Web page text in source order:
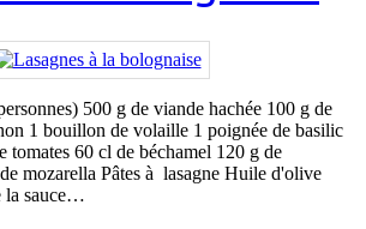
500 g de viande hachée 100 g de
1 bouillon de volaille 1 poignée de basilic
tomates 60 cl de béchamel 120 g de
mozarella Pâtes à lasagne Huile d'olive
la sauce…